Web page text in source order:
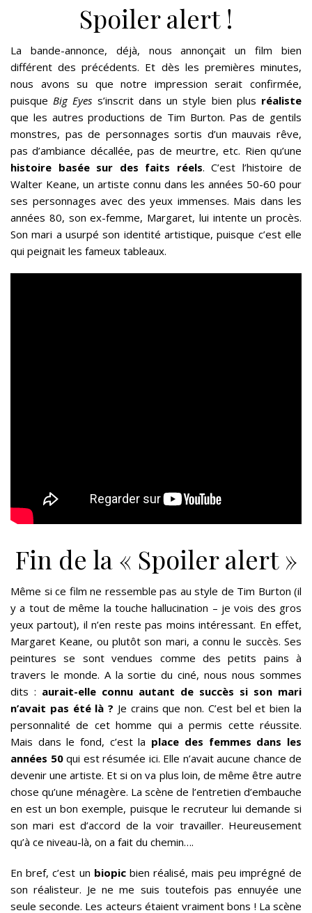
Spoiler alert !
La bande-annonce, déjà, nous annonçait un film bien
différent des précédents. Et dès les premières minutes,
nous avons su que notre impression serait confirmée,
puisque Big Eyes s’inscrit dans un style bien plus réaliste
que les autres productions de Tim Burton. Pas de gentils
monstres, pas de personnages sortis d’un mauvais rêve,
pas d’ambiance décallée, pas de meurtre, etc. Rien qu’une
histoire basée sur des faits réels. C’est l’histoire de
Walter Keane, un artiste connu dans les années 50-60 pour
ses personnages avec des yeux immenses. Mais dans les
années 80, son ex-femme, Margaret, lui intente un procès.
Son mari a usurpé son identité artistique, puisque c’est elle
qui peignait les fameux tableaux.
Fin de la « Spoiler alert »
Même si ce film ne ressemble pas au style de Tim Burton (il
y a tout de même la touche hallucination – je vois des gros
yeux partout), il n’en reste pas moins intéressant. En effet,
Margaret Keane, ou plutôt son mari, a connu le succès. Ses
peintures se sont vendues comme des petits pains à
travers le monde. A la sortie du ciné, nous nous sommes
dits : aurait-elle connu autant de succès si son mari
n’avait pas été là ? Je crains que non. C’est bel et bien la
personnalité de cet homme qui a permis cette réussite.
Mais dans le fond, c’est la place des femmes dans les
années 50qui est résumée ici. Elle n’avait aucune chance de
devenir une artiste. Et si on va plus loin, de même être autre
chose qu’une ménagère. La scène de l’entretien d’embauche
en est un bon exemple, puisque le recruteur lui demande si
son mari est d’accord de la voir travailler. Heureusement
qu’à ce niveau-là, on a fait du chemin….
En bref, c’est un biopicbien réalisé, mais peu imprégné de
son réalisteur. Je ne me suis toutefois pas ennuyée une
seule seconde. Les acteurs étaient vraiment bons ! La scène